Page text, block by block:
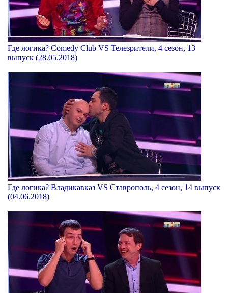
Где логика? Comedy Club VS Телезрители, 4 сезон, 13
выпуск (28.05.2018)
Где логика? Владикавказ VS Ставрополь, 4 сезон, 14 выпуск
(04.06.2018)